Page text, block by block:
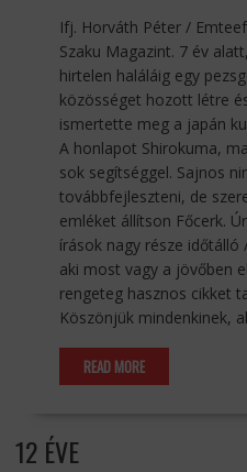
Ifj. Horváth Péter /
Szaku Magazint. 7 év
hirtelen haláláig egy
közösséget hozott létre
ismertette meg a japán
A honlapot Shirokuma,
sok segítséggel. Sajnos
továbbfejleszteni, de
emléket állítson Főcerk.
írások nagy része időtálló
aki most vagy a jövőben
rengeteg hasznos cikket
Köszönjük mindenkinek,
READ MORE
12 ÉVE